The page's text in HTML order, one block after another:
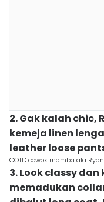
2. Gak kalah
kemeja linen
leather loose
OOTD cowok mamba ala
3. Look classy
memadukan